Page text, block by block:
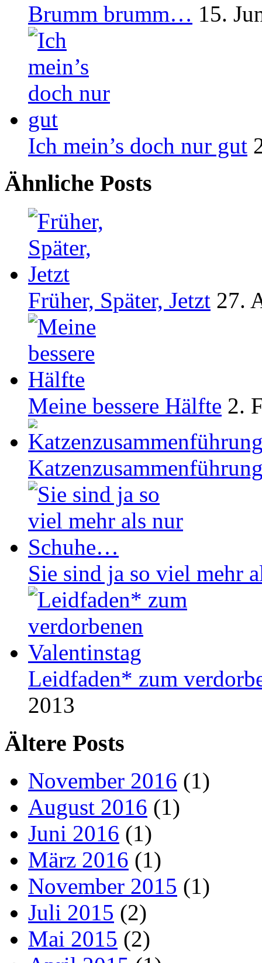
Brumm brumm… 15.
Ich mein’s doch nur gut
Ähnliche Posts
Früher, Später, Jetzt 27.
Meine bessere Hälfte 2.
Sie sind ja so viel mehr
Leidfaden* zum
2013
Ältere Posts
November 2016 (1)
August 2016 (1)
Juni 2016 (1)
März 2016 (1)
November 2015 (1)
Juli 2015 (2)
Mai 2015 (2)